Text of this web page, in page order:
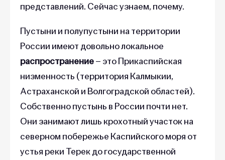
представлений. Сейчас узнаем, почему.
Пустыни и полупустыни на территории
России имеют довольно локальное
распространение– это Прикаспийская
низменность (территория Калмыкии,
Астраханской и Волгоградской областей).
Собственно пустынь в России почти нет.
Они занимают лишь крохотный участок на
северном побережье Каспийского моря от
устья реки Терек до государственной